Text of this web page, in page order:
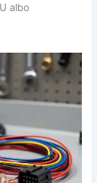
albo